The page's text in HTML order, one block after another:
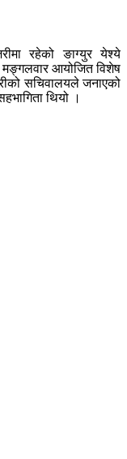
रहेको ङाग्युर येश्ये
आयोजित विशेष
सचिवालयले जनाएको
थियो ।